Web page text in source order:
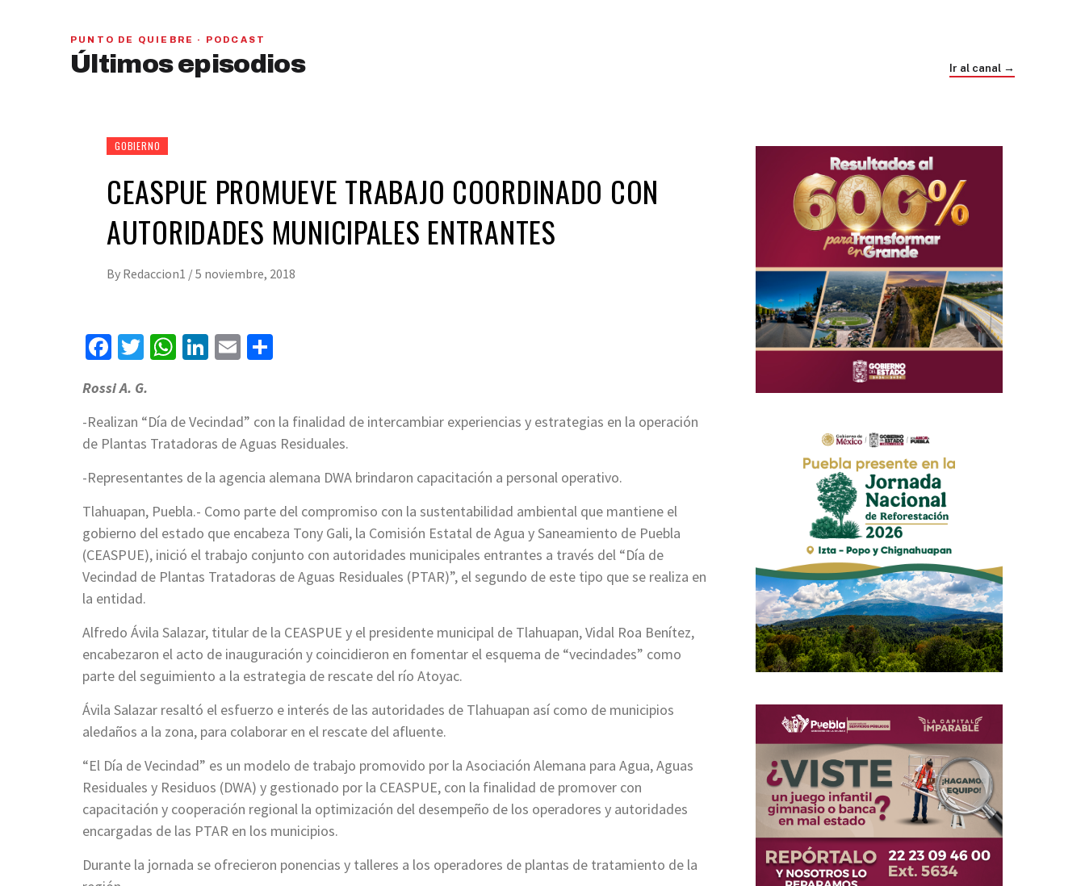
PUNTO DE QUIEBRE · PODCAST
Últimos episodios Ir al canal →
PAN y MC se beneficiarían con una alianza,
señaló Gerardo Leal
GOBIERNO
CEASPUE PROMUEVE TRABAJO COORDINADO CON
AUTORIDADES MUNICIPALES ENTRANTES
By Redaccion1 /5 noviembre, 2018
Facebook
Twitter
WhatsApp
LinkedIn
Email
Rossi A. G.
-Realizan “Día de Vecindad” con la finalidad de intercambiar experiencias y estrategias en la operación
de Plantas Tratadoras de Aguas Residuales.
-Representantes de la agencia alemana DWA brindaron capacitación a personal operativo.
Tlahuapan, Puebla.- Como parte del compromiso con la sustentabilidad ambiental que mantiene el
gobierno del estado que encabeza Tony Gali, la Comisión Estatal de Agua y Saneamiento de Puebla
(CEASPUE), inició el trabajo conjunto con autoridades municipales entrantes a través del “Día de
Vecindad de Plantas Tratadoras de Aguas Residuales (PTAR)”, el segundo de este tipo que se realiza en
la entidad.
Alfredo Ávila Salazar, titular de la CEASPUE y el presidente municipal de Tlahuapan, Vidal Roa Benítez,
encabezaron el acto de inauguración y coincidieron en fomentar el esquema de “vecindades” como
parte del seguimiento a la estrategia de rescate del río Atoyac.
Ávila Salazar resaltó el esfuerzo e interés de las autoridades de Tlahuapan así como de municipios
aledaños a la zona, para colaborar en el rescate del afluente.
“El Día de Vecindad” es un modelo de trabajo promovido por la Asociación Alemana para Agua, Aguas
Residuales y Residuos (DWA) y gestionado por la CEASPUE, con la finalidad de promover con
capacitación y cooperación regional la optimización del desempeño de los operadores y autoridades
encargadas de las PTAR en los municipios.
Durante la jornada se ofrecieron ponencias y talleres a los operadores de plantas de tratamiento de la